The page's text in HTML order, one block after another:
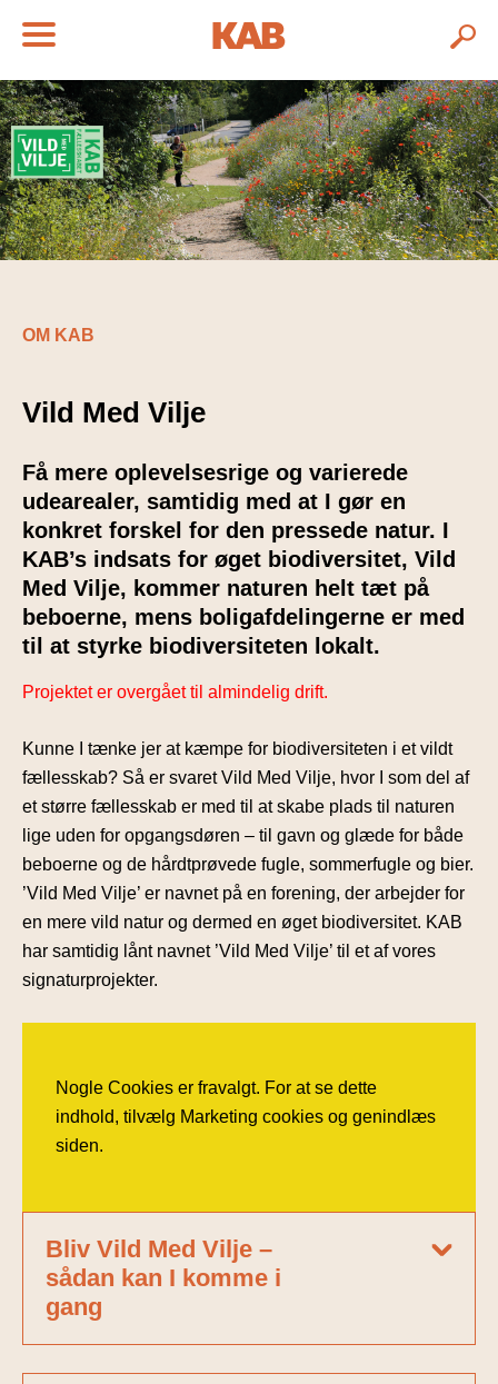
OM KAB
Vild Med Vilje
Få mere oplevelsesrige og varierede
udearealer, samtidig med at I gør en
konkret forskel for den pressede natur. I
KAB’s indsats for øget biodiversitet, Vild
Med Vilje, kommer naturen helt tæt på
beboerne, mens boligafdelingerne er med
til at styrke biodiversiteten lokalt.
Projektet er overgået til almindelig drift.
Kunne I tænke jer at kæmpe for biodiversiteten i et vildt
fællesskab? Så er svaret Vild Med Vilje, hvor I som del af
et større fællesskab er med til at skabe plads til naturen
lige uden for opgangsdøren – til gavn og glæde for både
beboerne og de hårdtprøvede fugle, sommerfugle og bier.
’Vild Med Vilje’ er navnet på en forening, der arbejder for
en mere vild natur og dermed en øget biodiversitet. KAB
har samtidig lånt navnet ’Vild Med Vilje’ til et af vores
signaturprojekter.
Nogle Cookies er fravalgt. For at se dette
indhold, tilvælg Marketing cookies og genindlæs
siden.
Bliv Vild Med Vilje –
sådan kan I komme i
gang